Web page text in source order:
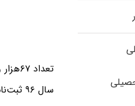
سال ۹۶ ثبت‌نام کرده‌اند.